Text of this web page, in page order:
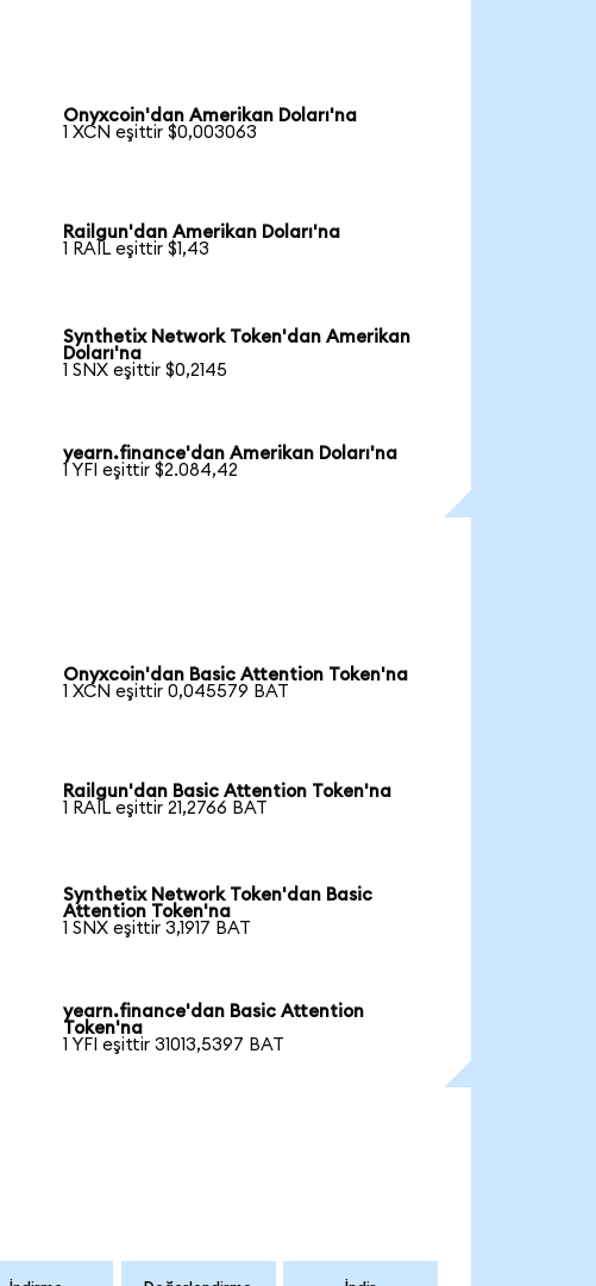
Onyxcoin'dan Amerikan Doları'na
1 XCN eşittir $0,003063
Railgun'dan Amerikan Doları'na
1 RAIL eşittir $1,43
Synthetix Network Token'dan Amerikan
Doları'na
1 SNX eşittir $0,2145
yearn.finance'dan Amerikan Doları'na
1 YFI eşittir $2.084,42
Onyxcoin'dan Basic Attention Token'na
1 XCN eşittir 0,045579 BAT
Railgun'dan Basic Attention Token'na
1 RAIL eşittir 21,2766 BAT
Synthetix Network Token'dan Basic
Attention Token'na
1 SNX eşittir 3,1917 BAT
yearn.finance'dan Basic Attention
Token'na
1 YFI eşittir 31013,5397 BAT